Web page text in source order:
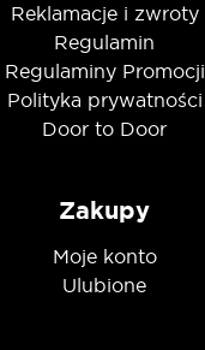
Reklamacje i zwroty
Regulamin
Regulaminy Promocji
Polityka prywatności
Door to Door
Zakupy
Moje konto
Ulubione